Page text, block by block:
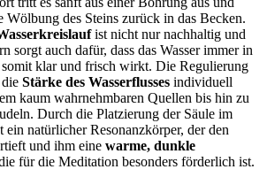
Wölbung des Steins zurück in das Becken.
ist nicht nur nachhaltig und
sorgt auch dafür, dass das Wasser immer in
klar und frisch wirkt. Die Regulierung
Stärke des Wasserflusses individuell
kaum wahrnehmbaren Quellen bis hin zu
Durch die Platzierung der Säule im
ein natürlicher Resonanzkörper, der den
und ihm eine warme, dunkle
für die Meditation besonders förderlich ist.